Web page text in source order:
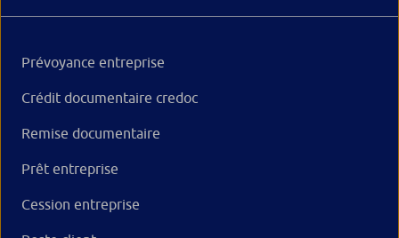
Prévoyance entreprise
Crédit documentaire credoc
Remise documentaire
Prêt entreprise
Cession entreprise